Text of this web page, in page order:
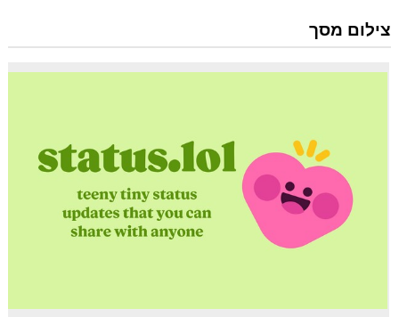
הרחבה
זו
לגשת
צילום מסך